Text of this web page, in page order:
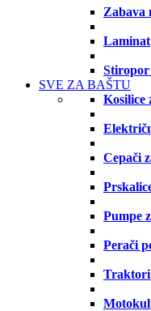
Zabava
Laminat
Stiropor
SVE ZA BAŠTU
Kosilice
Cepači
Pumpe
Perači
Traktori